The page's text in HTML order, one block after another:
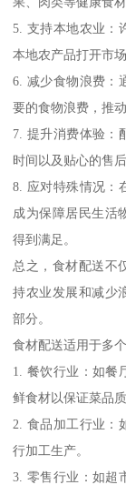
5. 支持本地农业：
本地农产品打开市
6. 减少食物浪费：
要的食物浪费，推
7. 提升消费体验：
时间以及贴心的售
8. 应对特殊情况：
成为保障居民生活
得到满足。
总之，食材配送不
持农业发展和减少
部分。
食材配送适用于多
1. 餐饮行业：如餐
鲜食材以保证菜品质
2. 食品加工行业：
行加工生产。
3. 零售行业：如超